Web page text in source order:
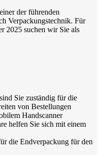
der führenden
Verpackungstechnik. Für
2025 suchen wir Sie als
Sie zuständig für die
von Bestellungen
Handscanner
helfen Sie sich mit einem
die Endverpackung für den